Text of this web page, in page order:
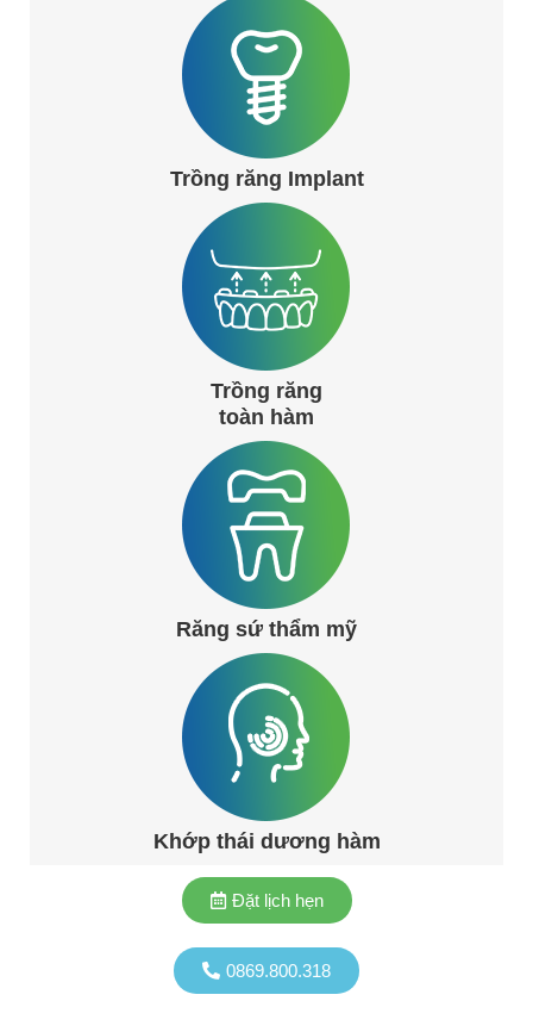
Trồng răng Implant
Trồng răng
toàn hàm
Răng sứ thẩm mỹ
Khớp thái dương hàm
0869.800.318
Đặt lịch hẹn